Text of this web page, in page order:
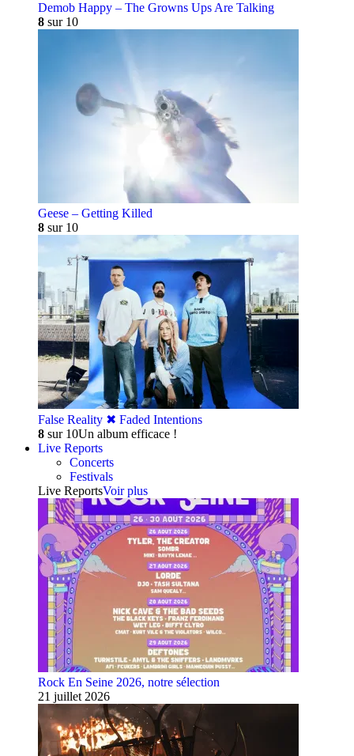
Demob Happy – The Growns Ups Are Talking
8 sur 10
Geese – Getting Killed
8 sur 10
False Reality ✖︎ Faded Intentions
8 sur 10Un album efficace !
Live Reports
Concerts
Festivals
Live ReportsVoir plus
Rock En Seine 2026, notre sélection
21 juillet 2026